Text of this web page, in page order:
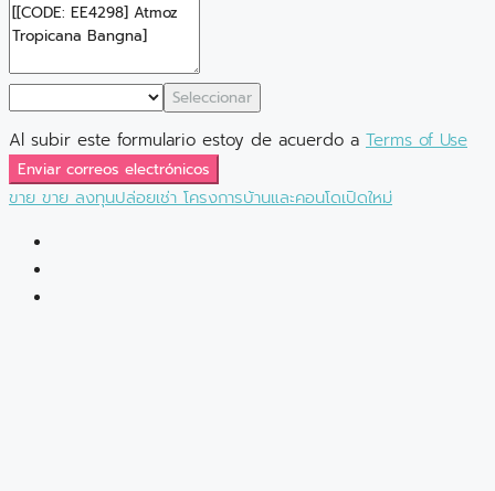
Seleccionar
Al subir este formulario estoy de acuerdo a Terms of Use
Enviar correos electrónicos
ขาย ขาย ลงทุนปล่อยเช่า โครงการบ้านและคอนโดเปิดใหม่